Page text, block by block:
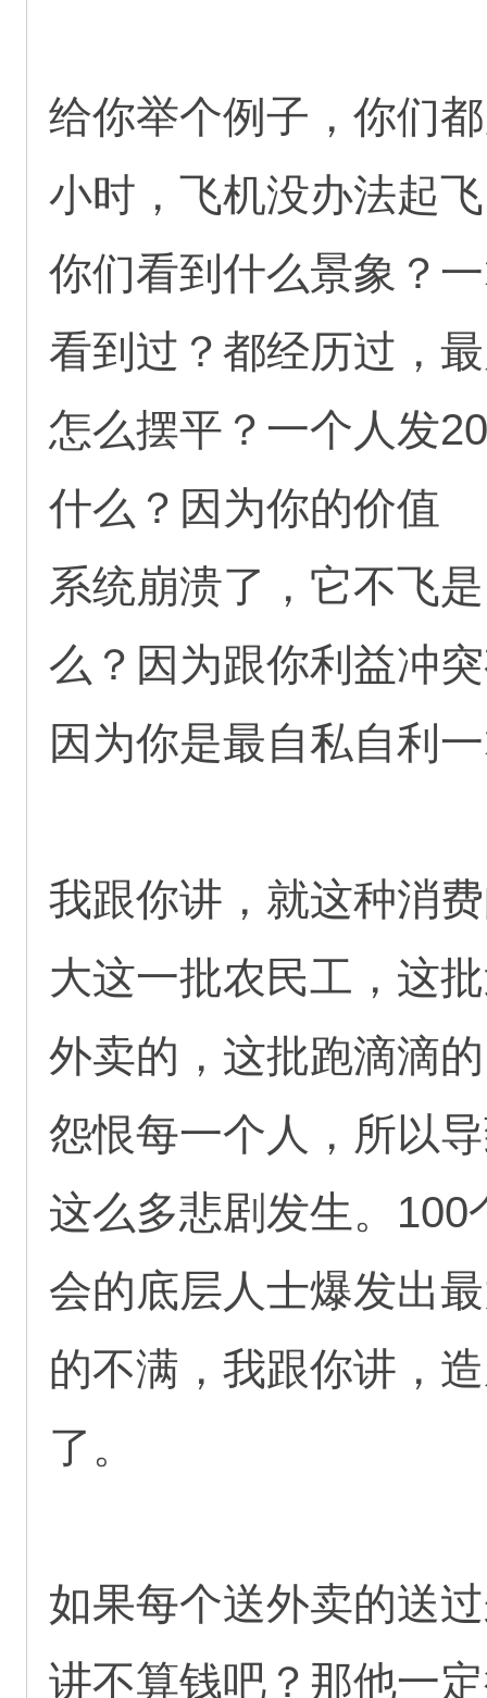
给你举个例子，你们
小时，飞机没办法起
你们看到什么景象？
看到过？都经历过，
怎么摆平？一个人发
什么？因为你的价值
系统崩溃了，它不飞
么？因为跟你利益冲
因为你是最自私自利
我跟你讲，就这种消
大这一批农民工，这
外卖的，这批跑滴滴
怨恨每一个人，所以
这么多悲剧发生。
会的底层人士爆发出
的不满，我跟你讲，
了。
如果每个送外卖的送
讲不算钱吧？那他一